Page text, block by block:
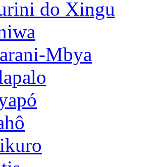
do Xingu
Mbya